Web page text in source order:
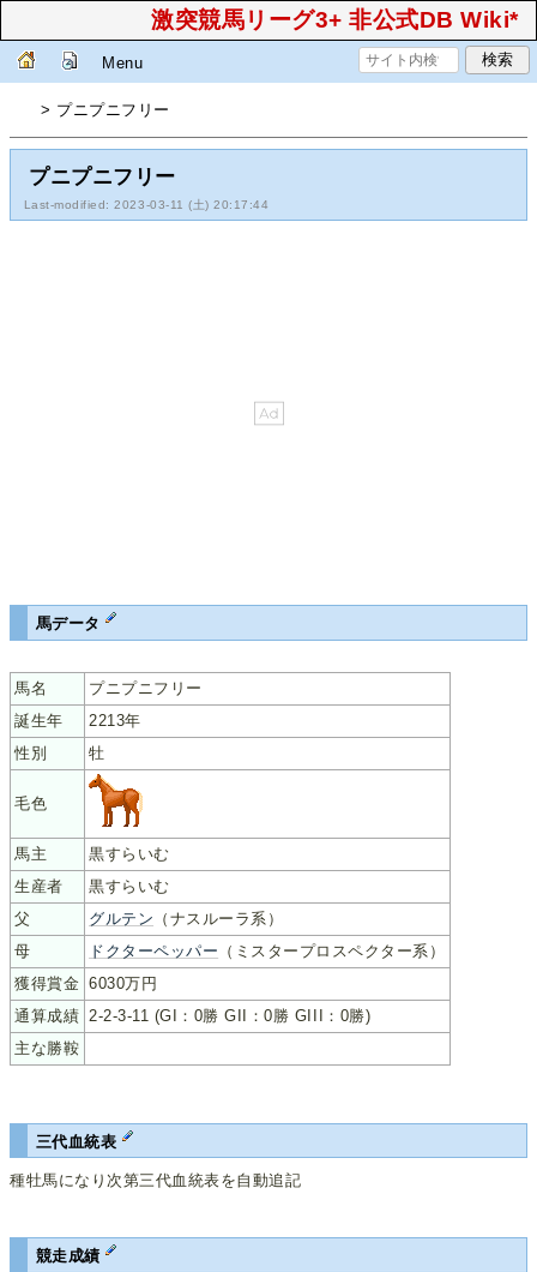
激突競馬リーグ3+ 非公式DB Wiki*
Menu
> プニプニフリー
プニプニフリー
Last-modified: 2023-03-11 (土) 20:17:44
馬データ
馬名
プニプニフリー
誕生年
2213年
性別
牡
毛色
馬主
黒すらいむ
生産者
黒すらいむ
父
グルテン （ナスルーラ系）
母
ドクターペッパー （ミスタープロスペクター系）
獲得賞金 6030万円
通算成績 2-2-3-11 (GI：0勝 GII：0勝 GIII：0勝)
主な勝鞍
三代血統表
種牡馬になり次第三代血統表を自動追記
競走成績